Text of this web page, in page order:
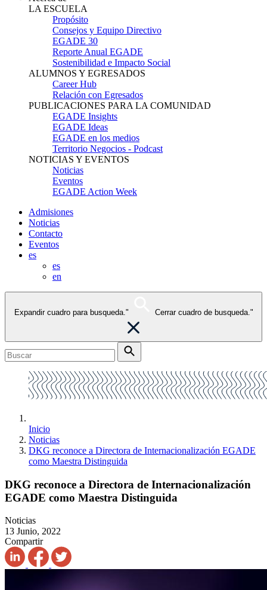
LA ESCUELA
Propósito
Consejos y Equipo Directivo
EGADE 30
Reporte Anual EGADE
Sostenibilidad e Impacto Social
ALUMNOS Y EGRESADOS
Career Hub
Relación con Egresados
PUBLICACIONES PARA LA COMUNIDAD
EGADE Insights
EGADE Ideas
EGADE en los medios
Territorio Negocios - Podcast
NOTICIAS Y EVENTOS
Noticias
Eventos
EGADE Action Week
Admisiones
Noticias
Contacto
Eventos
es
es
en
Expandir cuadro para busqueda." Cerrar cuadro de busqueda."
Inicio
Noticias
DKG reconoce a Directora de Internacionalización EGADE
como Maestra Distinguida
DKG reconoce a Directora de Internacionalización
EGADE como Maestra Distinguida
Noticias
13 Junio, 2022
Compartir